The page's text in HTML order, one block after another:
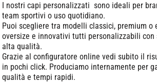
I nostri capi personalizzati sono ideali per
team sportivi o uso quotidiano.
Puoi scegliere tra modelli classici, premium o
oversize e innovativi tutti personalizzabili con
alta qualità.
Grazie al configuratore online vedi subito il
in pochi click. Produciamo internamente per
qualità e tempi rapidi.